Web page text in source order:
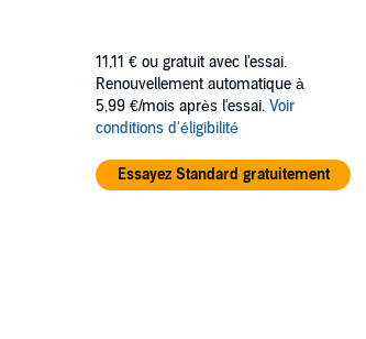
11,11 € ou gratuit avec l'essai.
Renouvellement automatique à
5,99 €/mois après l'essai. Voir
conditions d'éligibilité
Essayez Standard gratuitement